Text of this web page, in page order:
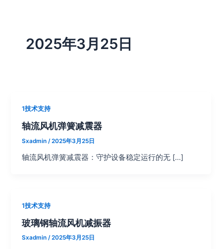
2025年3月25日
1技术支持
轴流风机弹簧减震器
Sxadmin/2025年3月25日
轴流风机弹簧减震器：守护设备稳定运行的无 […]
1技术支持
玻璃钢轴流风机减振器
Sxadmin/2025年3月25日